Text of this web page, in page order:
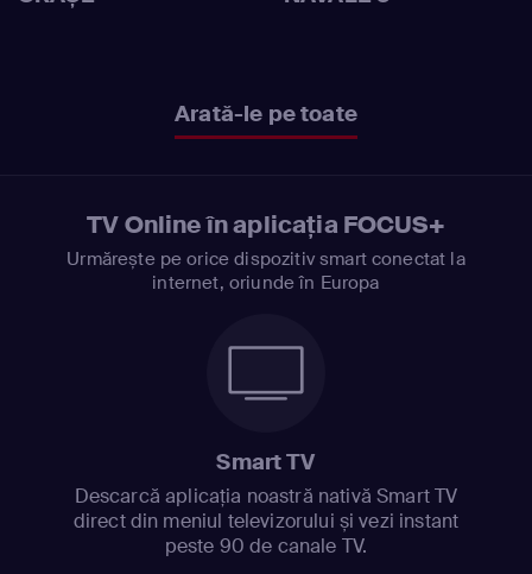
Arată-le pe toate
TV Online în aplicația FOCUS+
Urmărește pe orice dispozitiv smart conectat la
internet, oriunde în Europa
Smart TV
Descarcă aplicația noastră nativă Smart TV
direct din meniul televizorului și vezi instant
peste 90 de canale TV.